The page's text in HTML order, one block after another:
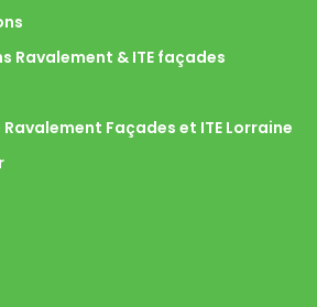
Ravalement & ITE façades
Façades et ITE Lorraine